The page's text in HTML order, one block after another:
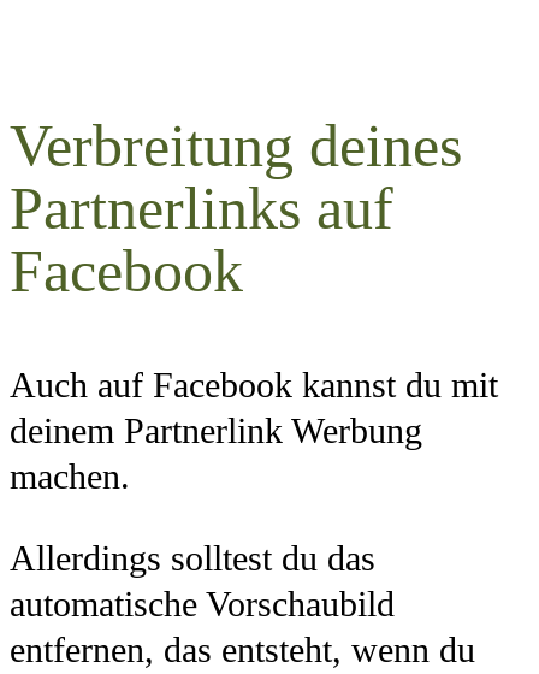
Verbreitung deines
Partnerlinks auf
Facebook
Auch auf Facebook kannst du mit
deinem Partnerlink Werbung
machen.
Allerdings solltest du das
automatische Vorschaubild
entfernen, das entsteht, wenn du